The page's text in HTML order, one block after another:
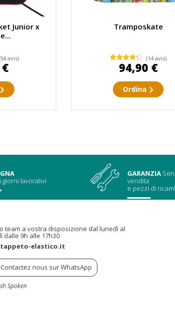
Junior x
avis)
Tramposkate
(14 avis)
94,90 €
Ordina
giorni lavorativi
GARANZIA
vendita
e pezzi di
team a vostra disposizione dal lunedì al
dalle 9h alle 17h30
elastico.it
Contactez nous sur WhatsApp
Spoken